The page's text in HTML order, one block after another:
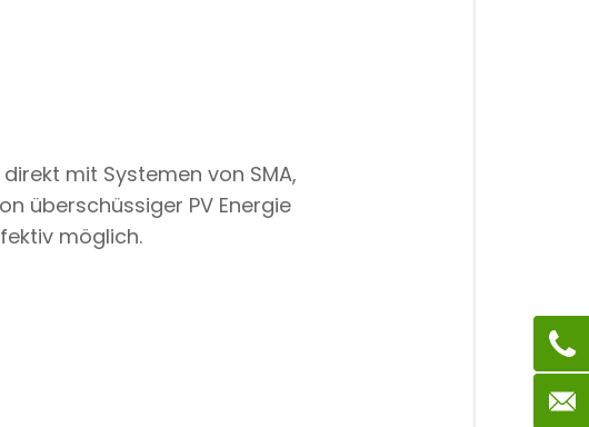
mit Systemen von SMA,
überschüssiger PV Energie
möglich.